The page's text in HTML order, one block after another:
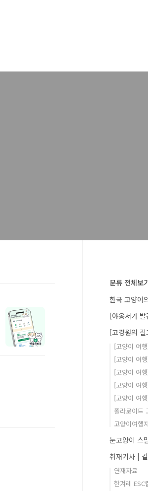
분류 전체보
한국 고양이
[야옹서가
[고경원의
[고양이 여
[고양이 여
[고양이 여
[고양이 여
[고양이 여
폴라로이드
고양이여행
눈고양이 스
취재기사 |
연재자료
한겨레 ESC